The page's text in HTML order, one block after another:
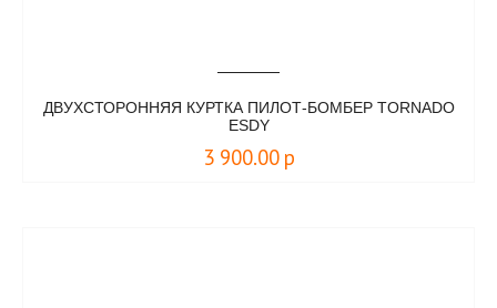
ДВУХСТОРОННЯЯ КУРТКА ПИЛОТ-БОМБЕР TORNADO
ESDY
3 900.00 р